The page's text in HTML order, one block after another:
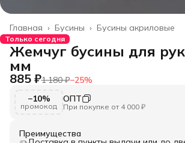
Бусины акриловые
Бусины ›
Главная ›
Только сегодня
Жемчуг бусины для
мм
885 ₽1 180 ₽−25%
−10%
промокод
ОПТ
При покупке от 4 000 ₽
Преимущества